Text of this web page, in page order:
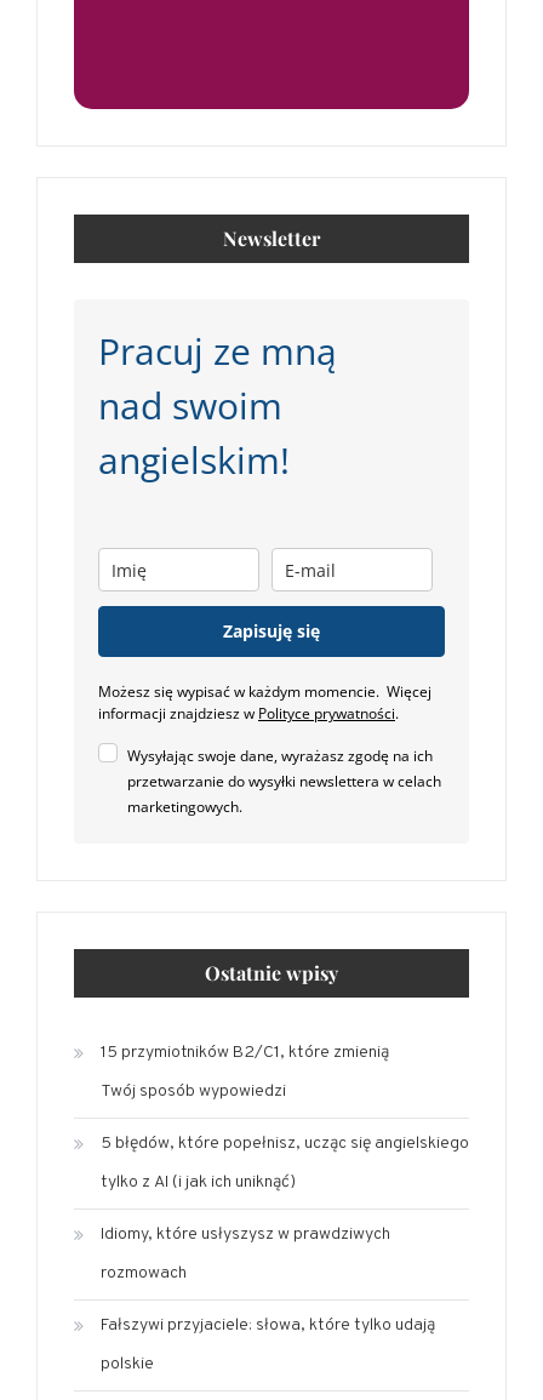
Newsletter
Pracuj ze mną
nad swoim
angielskim!
Zapisuję się
Możesz się wypisać w każdym momencie. Więcej
informacji znajdziesz w Polityce prywatności.
Wysyłając swoje dane, wyrażasz zgodę na ich
przetwarzanie do wysyłki newslettera w celach
marketingowych.
Ostatnie wpisy
15 przymiotników B2/C1, które zmienią
Twój sposób wypowiedzi
5 błędów, które popełnisz, ucząc się angielskiego
tylko z AI (i jak ich uniknąć)
Idiomy, które usłyszysz w prawdziwych
rozmowach
Fałszywi przyjaciele: słowa, które tylko udają
polskie